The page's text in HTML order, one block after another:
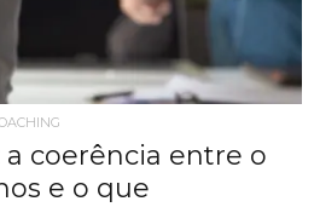
coerência entre o
e o que